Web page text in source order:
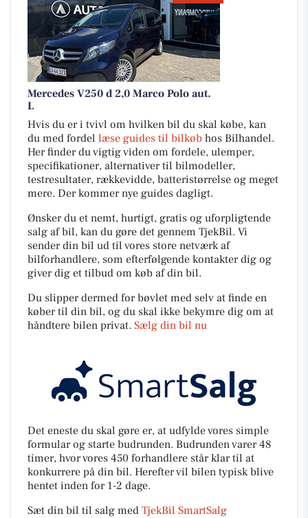
Mercedes V250 d 2,0 Marco Polo aut.
L
Hvis du er i tvivl om hvilken bil du skal købe, kan
du med fordel læse guides til bilkøb hos Bilhandel.
Her finder du vigtig viden om fordele, ulemper,
specifikationer, alternativer til bilmodeller,
testresultater, rækkevidde, batteristørrelse og meget
mere. Der kommer nye guides dagligt.
Ønsker du et nemt, hurtigt, gratis og uforpligtende
salg af bil, kan du gøre det gennem TjekBil. Vi
sender din bil ud til vores store netværk af
bilforhandlere, som efterfølgende kontakter dig og
giver dig et tilbud om køb af din bil.
Du slipper dermed for bøvlet med selv at finde en
køber til din bil, og du skal ikke bekymre dig om at
håndtere bilen privat. Sælg din bil nu
Det eneste du skal gøre er, at udfylde vores simple
formular og starte budrunden. Budrunden varer 48
timer, hvor vores 450 forhandlere står klar til at
konkurrere på din bil. Herefter vil bilen typisk blive
hentet inden for 1-2 dage.
Sæt din bil til salg med TjekBil SmartSalg